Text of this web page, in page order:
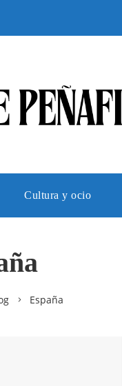
Cultura y ocio
España